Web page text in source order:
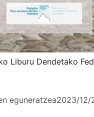
Liburu Dendetako
eguneratzea2023/12/